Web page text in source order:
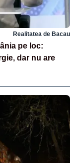
Realitatea de Bacau
pe loc:
dar nu are